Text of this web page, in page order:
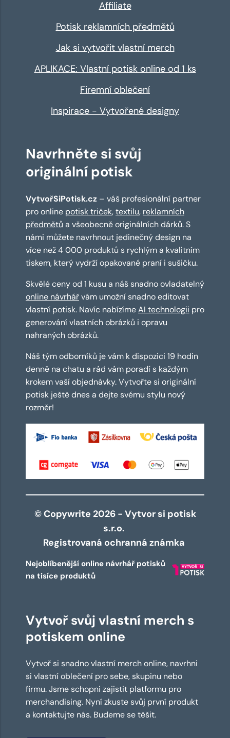
Affiliate
Potisk reklamních předmětů
Jak si vytvořit vlastní merch
APLIKACE: Vlastní potisk online od 1 ks
Firemní oblečení
Inspirace - Vytvořené designy
Navrhněte si svůj
originální potisk
VytvořSiPotisk.cz – váš profesionální partner
pro online potisk triček,textilu, reklamních
předmětů a všeobecně originálních dárků. S
námi můžete navrhnout jedinečný design na
více než 4 000 produktů s rychlým a kvalitním
tiskem, který vydrží opakované praní i sušičku.
Skvělé ceny od 1 kusu a náš snadno ovladatelný
online návrhářvám umožní snadno editovat
vlastní potisk. Navíc nabízímeAI technologii pro
generování vlastních obrázků i opravu
nahraných obrázků.
Náš tým odborníků je vám k dispozici 19 hodin
denně na chatu a rád vám poradí s každým
krokem vaší objednávky. Vytvořte si originální
potisk ještě dnes a dejte svému stylu nový
rozměr!
© Copywrite 2026 - Vytvor si potisk
s.r.o.
Registrovaná ochranná známka
Nejoblíbenější online návrhář potisků
na tisíce produktů
Vytvoř svůj vlastní merch s
potiskem online
Vytvoř si snadno vlastní merch online, navrhni
si vlastní oblečení pro sebe, skupinu nebo
firmu. Jsme schopni zajistit platformu pro
merchandising. Nyní zkuste svůj první produkt
a kontaktujte nás. Budeme se těšit.